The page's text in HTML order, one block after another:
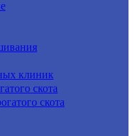
клиник
скота
скота